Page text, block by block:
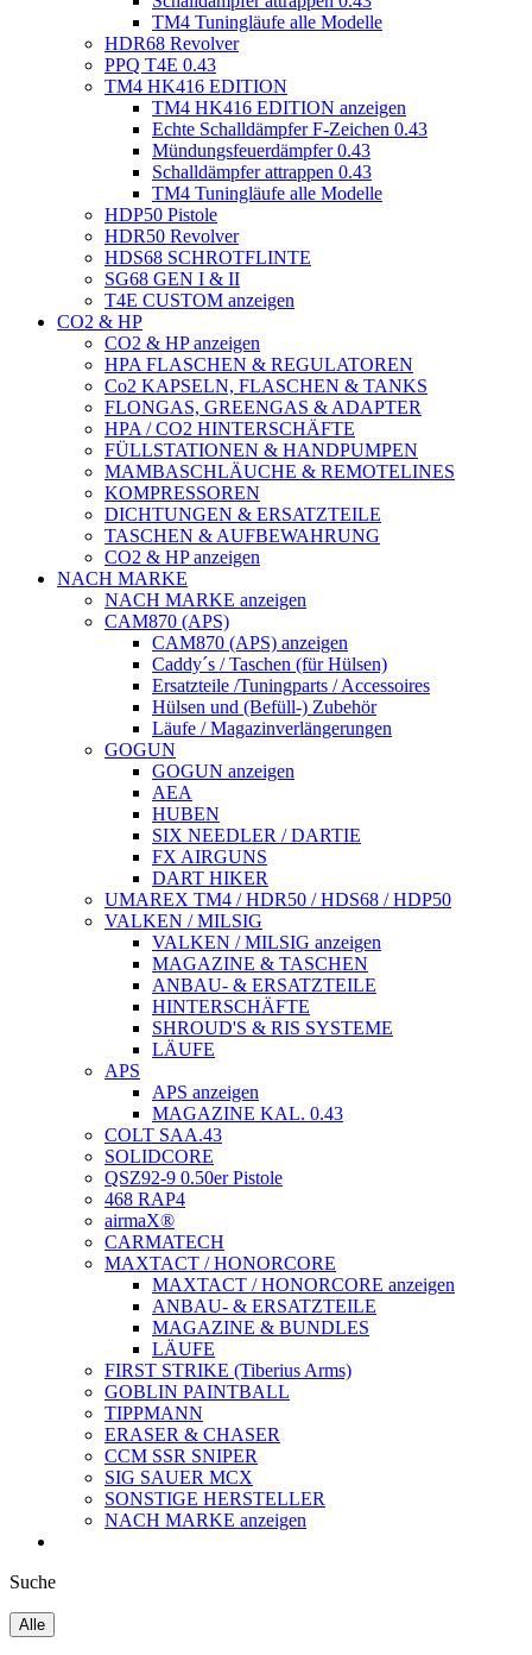
TM4 Tuningläufe alle Modelle
HDR68 Revolver
PPQ T4E 0.43
TM4 HK416 EDITION
TM4 HK416 EDITION anzeigen
Echte Schalldämpfer F-Zeichen 0.43
Mündungsfeuerdämpfer 0.43
Schalldämpfer attrappen 0.43
TM4 Tuningläufe alle Modelle
HDP50 Pistole
HDR50 Revolver
HDS68 SCHROTFLINTE
SG68 GEN I & II
T4E CUSTOM anzeigen
CO2 & HP
CO2 & HP anzeigen
HPA FLASCHEN & REGULATOREN
Co2 KAPSELN, FLASCHEN & TANKS
FLONGAS, GREENGAS & ADAPTER
HPA / CO2 HINTERSCHÄFTE
FÜLLSTATIONEN & HANDPUMPEN
MAMBASCHLÄUCHE & REMOTELINES
KOMPRESSOREN
DICHTUNGEN & ERSATZTEILE
TASCHEN & AUFBEWAHRUNG
CO2 & HP anzeigen
NACH MARKE
NACH MARKE anzeigen
CAM870 (APS)
CAM870 (APS) anzeigen
Caddy´s / Taschen (für Hülsen)
Ersatzteile /Tuningparts / Accessoires
Hülsen und (Befüll-) Zubehör
Läufe / Magazinverlängerungen
GOGUN
GOGUN anzeigen
AEA
HUBEN
SIX NEEDLER / DARTIE
FX AIRGUNS
DART HIKER
UMAREX TM4 / HDR50 / HDS68 / HDP50
VALKEN / MILSIG
VALKEN / MILSIG anzeigen
MAGAZINE & TASCHEN
ANBAU- & ERSATZTEILE
HINTERSCHÄFTE
SHROUD'S & RIS SYSTEME
LÄUFE
APS
APS anzeigen
MAGAZINE KAL. 0.43
COLT SAA.43
SOLIDCORE
QSZ92-9 0.50er Pistole
468 RAP4
airmaX®
CARMATECH
MAXTACT / HONORCORE
MAXTACT / HONORCORE anzeigen
ANBAU- & ERSATZTEILE
MAGAZINE & BUNDLES
LÄUFE
FIRST STRIKE (Tiberius Arms)
GOBLIN PAINTBALL
TIPPMANN
ERASER & CHASER
CCM SSR SNIPER
SIG SAUER MCX
SONSTIGE HERSTELLER
NACH MARKE anzeigen
Suche
Alle